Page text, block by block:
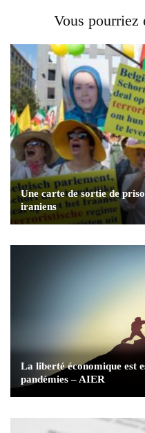
Vous pourriez
Une carte de sortie de
iraniens
La liberté économique est
pandémies – AIER